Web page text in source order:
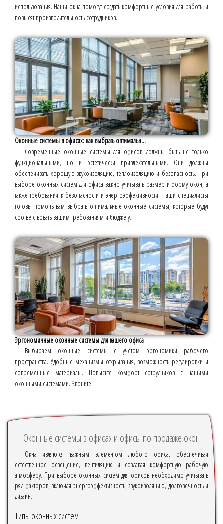
использования. Наши окна помогут создать комфортные условия для работы и
повысят производительность сотрудников.
Оконные системы в офисах: как выбрать оптимальн...
Современные оконные системы для офисов должны быть не только
функциональными, но и эстетически привлекательными. Они должны
обеспечивать хорошую звукоизоляцию, теплоизоляцию и безопасность. При
выборе оконных систем для офиса важно учитывать размер и форму окон, а
также требования к безопасности и энергоэффективности. Наши специалисты
готовы помочь вам выбрать оптимальные оконные системы, которые будут
соответствовать вашим требованиям и бюджету.
Эргономичные оконные системы для вашего офиса
Выбираем оконные системы с учётом эргономики рабочего
пространства. Удобные механизмы открывания, возможность регулировки и
современные материалы. Повысьте комфорт сотрудников с нашими
оконными системами. Звоните!
Оконные системы в офисах и офисы по продаже окон
Окна являются важным элементом любого офиса, обеспечивая
естественное освещение, вентиляцию и создавая комфортную рабочую
атмосферу. При выборе оконных систем для офисов необходимо учитывать
ряд факторов, включая энергоэффективность, звукоизоляцию, долговечность и
дизайн.
Типы оконных систем